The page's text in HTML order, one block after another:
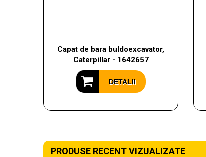
Capat de bara buldoexcavator,
Caterpillar - 1642657
DETALII
PRODUSE RECENT VIZUALIZATE